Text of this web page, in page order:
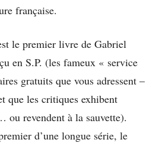
française.
le premier livre de Gabriel
en S.P. (les fameux « service
gratuits que vous adressent –
que les critiques exhibent
ou revendent à la sauvette).
d’une longue série, le